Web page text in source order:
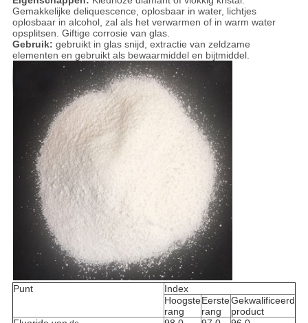
Gemakkelijke deliquescence, oplosbaar in water, lichtjes
oplosbaar in alcohol, zal als het verwarmen of in warm water
opsplitsen. Giftige corrosie van glas.
Gebruik: gebruikt in glas snijd, extractie van zeldzame
elementen en gebruikt als bewaarmiddel en bijtmiddel.
Punt
Index
Hoogste
rang
Eerste
rang
Gekwalificeerd
product